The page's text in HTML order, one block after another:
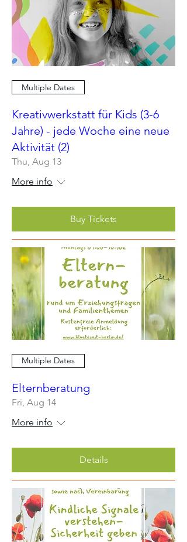
Multiple Dates
Kreativwerkstatt für Kids (3-6
Jahre) - jede Woche eine neue
Aktivität (2)
Thu, Aug 13
More info
Buy Tickets
Multiple Dates
Elternberatung
Fri, Aug 14
More info
Details